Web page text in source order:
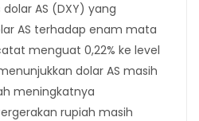
dolar AS (DXY) yang
AS terhadap enam mata
menguat 0,22% ke level
dolar AS masih
meningkatnya
rupiah masih